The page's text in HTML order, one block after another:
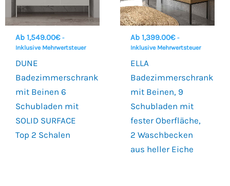
Ab 1,549.00€ -
Inklusive Mehrwertsteuer
DUNE
Badezimmerschrank
mit Beinen 6
Schubladen mit
SOLID SURFACE
Top 2 Schalen
Ab 1,399.00€ -
Inklusive Mehrwertsteuer
ELLA
Badezimmerschrank
mit Beinen, 9
Schubladen mit
fester Oberfläche,
2 Waschbecken
aus heller Eiche